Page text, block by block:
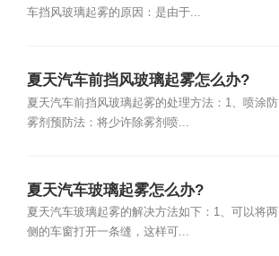
车挡风玻璃起雾的原因：是由于...
夏天汽车前挡风玻璃起雾怎么办?
夏天汽车前挡风玻璃起雾的处理方法：1、喷涂防
雾剂预防法：将少许除雾剂喷...
夏天汽车玻璃起雾怎么办?
夏天汽车玻璃起雾的解决方法如下：1、可以将两
侧的车窗打开一条缝，这样可...